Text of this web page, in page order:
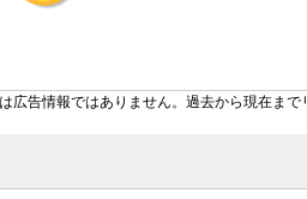
広告情報ではありません。過去から現在ま